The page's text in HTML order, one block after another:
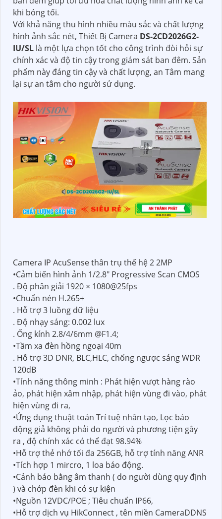
khi bóng tối.
Với khả năng thu hình nhiều màu sắc và chất lượng
hình ảnh sắc nét, Thiết Bị Camera DS-2CD2026G2-
IU/SL là một lựa chọn tốt cho công trình đòi hỏi sự
chính xác và độ tin cậy trong giám sát ban đêm. Sản
phẩm này đáng tin cậy và chất lượng, an Tâm mang
lại sự an tâm cho người sử dụng.
Camera IP AcuSense thân trụ thế hệ 2 2MP
•Cảm biến hình ảnh 1/2.8" Progressive Scan CMOS
. Độ phân giải 1920 × 1080@25fps
•Chuẩn nén H.265+
. Hỗ trợ 3 luồng dữ liệu
. Độ nhạy sáng: 0.002 lux
. Ống kính 2.8/4/6mm @F1.4;
•Tầm xa đèn hồng ngoại 40m
. Hỗ trợ 3D DNR, BLC,HLC, chống ngược sáng WDR
120dB
•Tính năng thông minh : Phát hiện vượt hàng rào
ảo, phát hiện xâm nhập, phát hiện vùng đi vào, phát
hiện vùng đi ra,
•Ứng dụng thuật toán Trí tuệ nhân tạo, Lọc báo
động giả không phải do người và phương tiện gây
ra , độ chính xác có thể đạt 98.94%
•Hỗ trợ thẻ nhớ tối đa 256GB, hỗ trợ tính năng ANR
•Tích hợp 1 mircro, 1 loa báo động.
•Cảnh báo bằng âm thanh ( do người dùng quy định
) và chớp đèn khi có sự kiện
•Nguồn 12VDC/POE ; Tiêu chuẩn IP66,
•Hỗ trợ dịch vụ HikConnect , tên miền CameraDDNS